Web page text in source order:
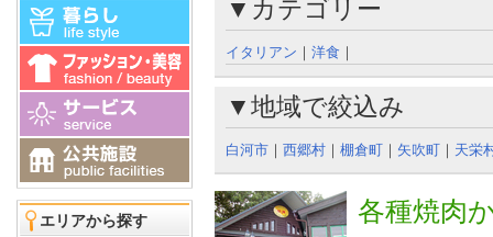
エリアから探す
▼カテゴリー
イタリアン ｜ 洋食 ｜
▼地域で絞込み
白河市 ｜ 西郷村 ｜ 棚倉町 ｜ 矢吹町 ｜ 天栄
各種焼肉